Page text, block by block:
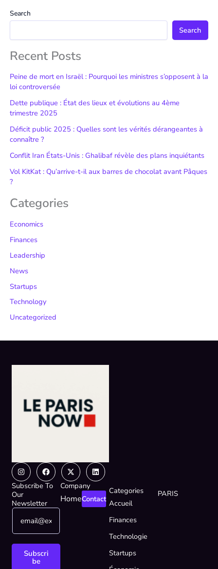
Search
Search
Recent Posts
Peine de mort en Israël : Pourquoi les ministres s’opposent à la
loi controversée
Dette publique : État des lieux et évolutions au 4ème
trimestre 2025
Déficit public 2025 : Quelles sont les vérités dérangeantes à
connaître ?
Conflit Iran États-Unis : Ghalibaf révèle des plans inquiétants
Vol KitKat : Qu’arrive-t-il aux barres de chocolat avant Pâques
?
Categories
Economics
Finances
Leadership
News
Startups
Technology
Uncategorized
InstagramFacebook
X-
twitter
Linkedin
Subscribe To
Our
Newsletter
E
a
i
E
a
Subscri
be
Company
HomeContact
Categories
Accueil
Finances
Technologie
Startups
PARIS